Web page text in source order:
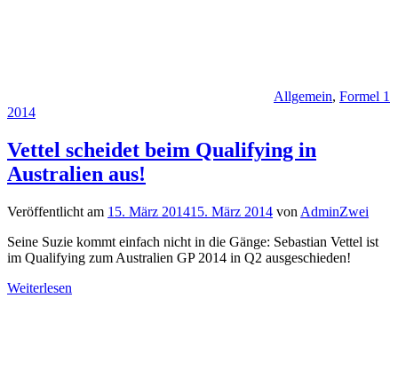
Allgemein, Formel 1
2014
Vettel scheidet beim Qualifying in
Australien aus!
Veröffentlicht am 15. März 201415. März 2014 von AdminZwei
Seine Suzie kommt einfach nicht in die Gänge: Sebastian Vettel ist
im Qualifying zum Australien GP 2014 in Q2 ausgeschieden!
Weiterlesen